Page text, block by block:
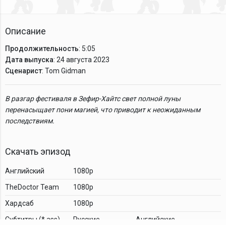
Описание
Продолжительность: 5:05
Дата выпуска: 24 августа 2023
Сценарист: Tom Gidman
В разгар фестиваля в Зефир-Хайтс свет полной луны
перенасыщает пони магией, что приводит к неожиданным
последствиям.
Скачать эпизод
Английский
1080p
TheDoctor Team
1080p
Хардсаб
1080p
Cубтитры (*.ass)
Русские Английские